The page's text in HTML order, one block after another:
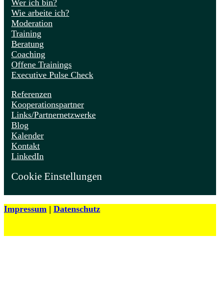
Wer ich bin?
Wie arbeite ich?
Moderation
Training
Beratung
Coaching
Offene Trainings
Executive Pulse Check
Referenzen
Kooperationspartner
Links/Partnernetzwerke
Blog
Kalender
Kontakt
LinkedIn
Cookie Einstellungen
Impressum | Datenschutz